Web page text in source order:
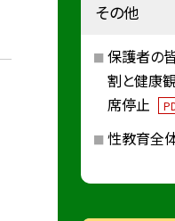
その他
保護者の
割と健康
席停止
性教育全